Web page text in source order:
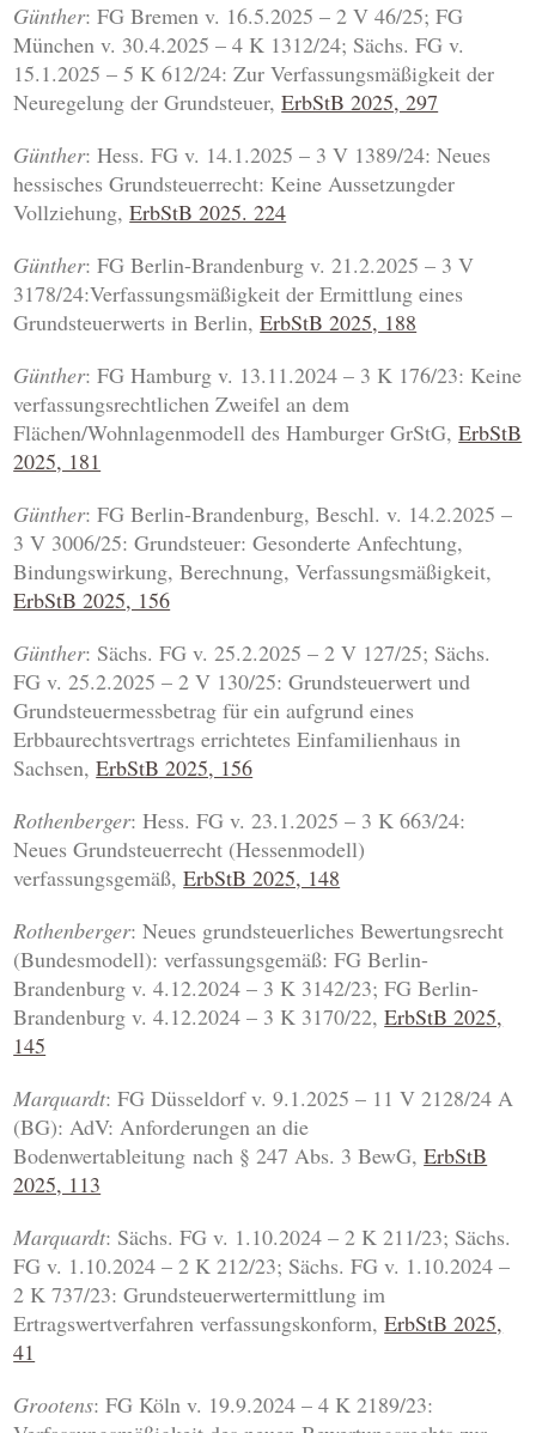
Günther: FG Bremen v. 16.5.2025 – 2 V 46/25; FG
München v. 30.4.2025 – 4 K 1312/24; Sächs. FG v.
15.1.2025 – 5 K 612/24: Zur Verfassungsmäßigkeit der
Neuregelung der Grundsteuer,ErbStB 2025, 297
Günther: Hess. FG v. 14.1.2025 – 3 V 1389/24: Neues
hessisches Grundsteuerrecht: Keine Aussetzungder
Vollziehung,ErbStB 2025. 224
Günther: FG Berlin-Brandenburg v. 21.2.2025 – 3 V
3178/24:Verfassungsmäßigkeit der Ermittlung eines
Grundsteuerwerts in Berlin,ErbStB 2025, 188
Günther: FG Hamburg v. 13.11.2024 – 3 K 176/23: Keine
verfassungsrechtlichen Zweifel an dem
Flächen/Wohnlagenmodell des Hamburger GrStG,ErbStB
2025, 181
Günther: FG Berlin-Brandenburg, Beschl. v. 14.2.2025 –
3 V 3006/25: Grundsteuer: Gesonderte Anfechtung,
Bindungswirkung, Berechnung, Verfassungsmäßigkeit,
ErbStB 2025, 156
Günther: Sächs. FG v. 25.2.2025 – 2 V 127/25; Sächs.
FG v. 25.2.2025 – 2 V 130/25: Grundsteuerwert und
Grundsteuermessbetrag für ein aufgrund eines
Erbbaurechtsvertrags errichtetes Einfamilienhaus in
Sachsen,ErbStB 2025, 156
Rothenberger: Hess. FG v. 23.1.2025 – 3 K 663/24:
Neues Grundsteuerrecht (Hessenmodell)
verfassungsgemäß,ErbStB 2025, 148
Rothenberger: Neues grundsteuerliches Bewertungsrecht
(Bundesmodell): verfassungsgemäß: FG Berlin-
Brandenburg v. 4.12.2024 – 3 K 3142/23; FG Berlin-
Brandenburg v. 4.12.2024 – 3 K 3170/22,ErbStB 2025,
145
Marquardt: FG Düsseldorf v. 9.1.2025 – 11 V 2128/24 A
(BG): AdV: Anforderungen an die
Bodenwertableitung nach § 247 Abs. 3 BewG,ErbStB
2025, 113
Marquardt: Sächs. FG v. 1.10.2024 – 2 K 211/23; Sächs.
FG v. 1.10.2024 – 2 K 212/23; Sächs. FG v. 1.10.2024 –
2 K 737/23: Grundsteuerwertermittlung im
Ertragswertverfahren verfassungskonform,ErbStB 2025,
41
Grootens: FG Köln v. 19.9.2024 – 4 K 2189/23: